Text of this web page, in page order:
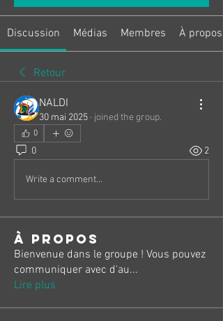
Discussion Médias Membres À propos
Retour
NALDI
30 mai 2025 · joined the group.
0
0 2
Write a comment...
À propos
Bienvenue dans le groupe ! Vous pouvez
communiquer avec d'au...
Lire plus